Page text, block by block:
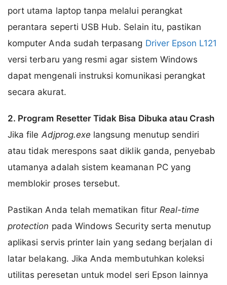
port utama laptop tanpa melalui perangkat
perantara seperti USB Hub. Selain itu, pastikan
komputer Anda sudah terpasang Driver Epson L121
versi terbaru yang resmi agar sistem Windows
dapat mengenali instruksi komunikasi perangkat
secara akurat.
2. Program Resetter Tidak Bisa Dibuka atau Crash
Jika file Adjprog.exe langsung menutup sendiri
atau tidak merespons saat diklik ganda, penyebab
utamanya adalah sistem keamanan PC yang
memblokir proses tersebut.
Pastikan Anda telah mematikan fitur Real-time
protection pada Windows Security serta menutup
aplikasi servis printer lain yang sedang berjalan di
latar belakang. Jika Anda membutuhkan koleksi
utilitas peresetan untuk model seri Epson lainnya